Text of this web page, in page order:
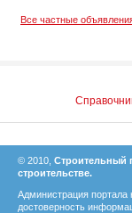
Все частные
© 2010, Строительный
строительстве.
Администрация портала
достоверность